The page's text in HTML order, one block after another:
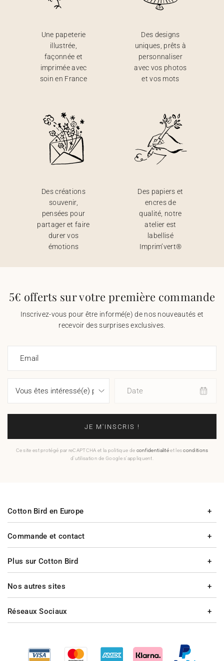
Une papeterie
illustrée,
façonnée et
imprimée avec
soin en France
Des designs
uniques, prêts à
personnaliser
avec vos photos
et vos mots
Des créations
souvenir,
pensées pour
partager et faire
durer vos
émotions
Des papiers et
encres de
qualité, notre
atelier est
labellisé
Imprim’vert®
5€ offerts sur votre première commande
Inscrivez-vous pour être informé(e) de nos nouveautés et
recevoir des surprises exclusives.
Email
Date
JE M'INSCRIS !
Ce site est protégé par reCAPTCHA et la politique de confidentialitéet lesconditions
d'utilisation de Google s'appliquent.
Commande et contact
Plus sur Cotton Bird
Cotton Bird en Europe
Nos autres sites
Réseaux Sociaux